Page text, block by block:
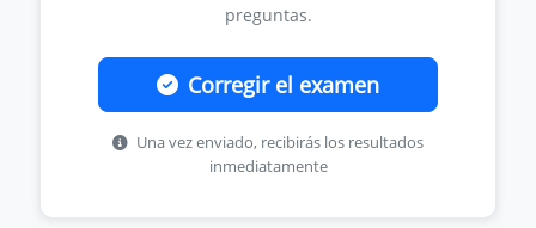
preguntas.
Corregir el examen
Una vez enviado, recibirás los resultados
inmediatamente